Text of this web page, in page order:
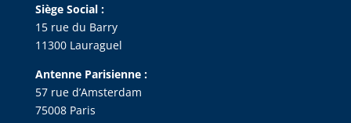
Siège Social :
15 rue du Barry
11300 Lauraguel
Antenne Parisienne :
57 rue d’Amsterdam
75008 Paris